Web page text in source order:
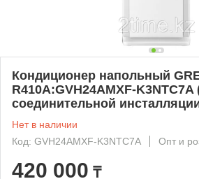
Кондиционер напольный
R410A:GVH24AMXF-K3NTC7A
соединительной
Нет в наличии
Код: GVH24AMXF-K3NTC7A
Опт и
420 000 ₸